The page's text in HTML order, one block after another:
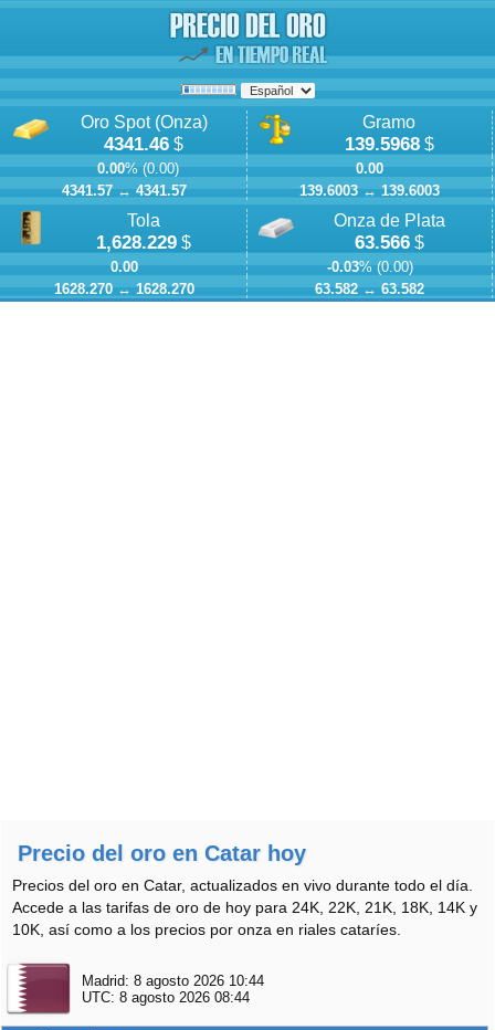
Oro Spot (Onza)
4341.46 $
0.00% (0.00)
4341.57↔4341.57
Gramo
139.5968$
0.00
139.6003↔139.6003
Tola
1,628.229 $
0.00
1628.270↔1628.270
Onza de Plata
63.566$
-0.03% (0.00)
63.582↔63.582
Precio del oro en Catar hoy
Precios del oro en Catar, actualizados en vivo durante todo el día.
Accede a las tarifas de oro de hoy para 24K, 22K, 21K, 18K, 14K y
10K, así como a los precios por onza en riales cataríes.
Madrid: 8 agosto 2026 10:44
UTC: 8 agosto 2026 08:44